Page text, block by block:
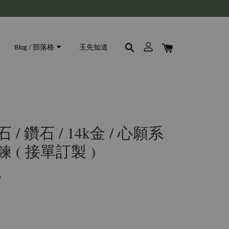
Blog / 部落格 玉先知道
/ 鑽石 / 14k金 / 心願系
( 接單訂製 )